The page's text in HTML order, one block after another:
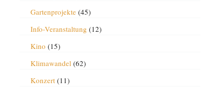
Gartenprojekte(45)
Info-Veranstaltung (12)
Kino (15)
Klimawandel (62)
Konzert(11)